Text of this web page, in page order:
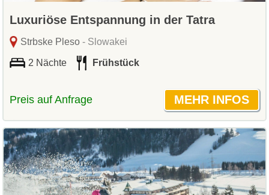
Luxuriöse Entspannung in der Tatra
Strbske Pleso- Slowakei
2 Nächte Frühstück
Preis auf Anfrage